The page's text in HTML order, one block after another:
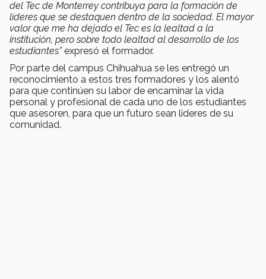
del Tec de Monterrey contribuya para la formación de
líderes que se destaquen dentro de la sociedad. El mayor
valor que me ha dejado el Tec es la lealtad a la
institución, pero sobre todo lealtad al desarrollo de los
estudiantes”expresó el formador.
Por parte del campus Chihuahua se les entregó un
reconocimiento a estos tres formadores y los alentó
para que continúen su labor de encaminar la vida
personal y profesional de cada uno de los estudiantes
que asesoren, para que un futuro sean líderes de su
comunidad.